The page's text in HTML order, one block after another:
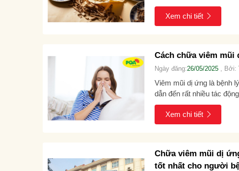
bệnh mang lại tác dụng...
Xem chi tiết
Cách chữa viêm mũi
Ngày đăng:26/05/2025, Bởi:
Viêm mũi dị ứng là bệnh
dẫn đến rất nhiều tác
Vậy cách...
Xem chi tiết
Chữa viêm mũi dị
tốt nhất cho người